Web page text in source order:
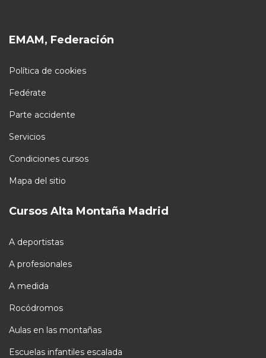
EMAM, Federación
Política de cookies
Fedérate
Parte accidente
Servicios
Condiciones cursos
Mapa del sitio
Cursos Alta Montaña Madrid
A deportistas
A profesionales
A medida
Rocódromos
Aulas en las montañas
Escuelas infantiles escalada